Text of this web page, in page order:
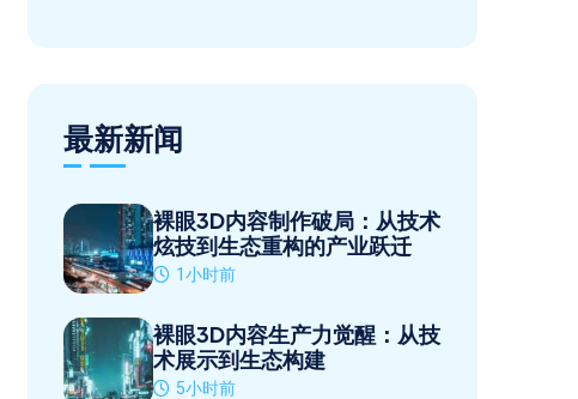
最新新闻
裸眼3D内容制作破局：从技术
炫技到生态重构的产业跃迁
1小时前
裸眼3D内容生产力觉醒：从技
术展示到生态构建
5小时前